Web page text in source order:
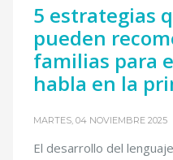
5 estrategias
pueden
familias para
habla en la
MARTES, 04 NOVIEMBRE 2025
El desarrollo del